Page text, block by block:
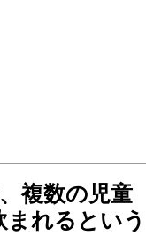
複数の児童
れるという